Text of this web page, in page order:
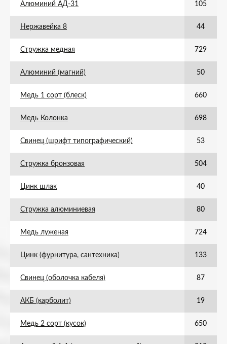
Алюминий АД-31 105
Нержавейка 8 44
Стружка медная 729
Алюминий (магний) 50
Медь 1 сорт (блеск) 660
Медь Колонка 698
Свинец (шрифт типографический) 53
Стружка бронзовая 504
Цинк шлак 40
Стружка алюминиевая 80
Медь луженая 724
Цинк (фурнитура, сантехника) 133
Свинец (оболочка кабеля) 87
АКБ (карболит) 19
Медь 2 сорт (кусок) 650